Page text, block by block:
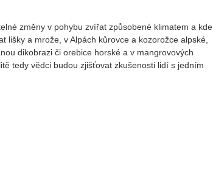
změny v pohybu zvířat způsobené klimatem a kde
lišky a mrože, v Alpách kůrovce a kozorožce alpské,
dikobrazi či orebice horské a v mangrovových
tedy vědci budou zjišťovat zkušenosti lidí s jedním